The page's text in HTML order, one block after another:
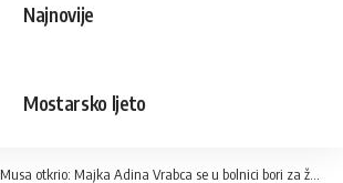
Najnovije
Mostarsko ljeto
Musa otkrio: Majka Adina Vrabca se u bolnici bori za život, svi smo stisnuli zube